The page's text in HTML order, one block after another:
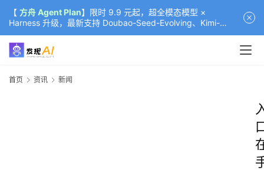
【 方舟 Agent Plan】限时 9.9 元起，超全模态模型 ×
Harness 升级，最新支持 Doubao-Seed-Evolving、Kimi-
K3（部分）、GLM-5.2
首页 资讯 新闻